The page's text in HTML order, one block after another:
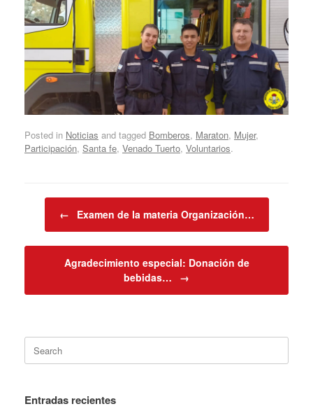
Posted in Noticias and tagged Bomberos, Maraton, Mujer,
Participación, Santa fe, Venado Tuerto, Voluntarios.
← Examen de la materia Organización…
Agradecimiento especial: Donación de
bebidas…
→
for:
Entradas recientes